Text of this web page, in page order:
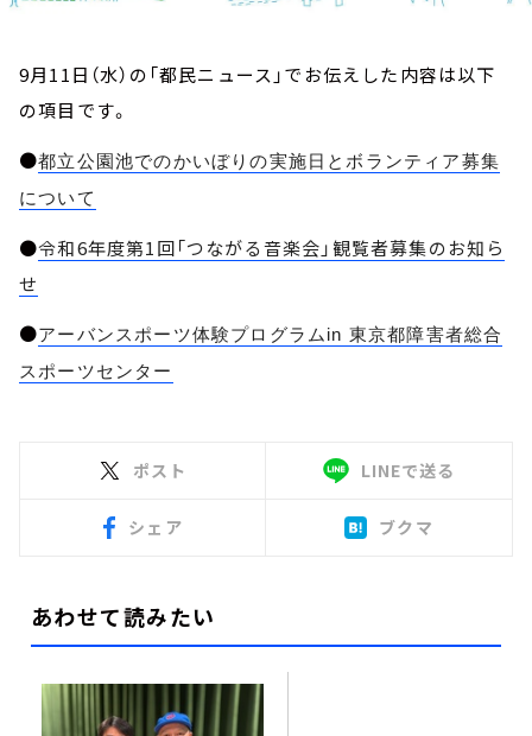
9月11日（水）の「都民ニュース」でお伝えした内容は以下
の項目です。
●都立公園池でのかいぼりの実施日とボランティア募集
について
●令和6年度第1回「つながる音楽会」観覧者募集のお知ら
せ
●アーバンスポーツ体験プログラムin 東京都障害者総合
スポーツセンター
ポスト LINEで送る
シェア ブクマ
あわせて読みたい